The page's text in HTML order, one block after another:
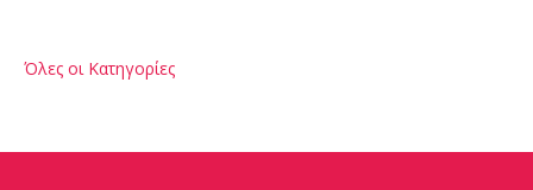
Όλες οι Κατηγορίες